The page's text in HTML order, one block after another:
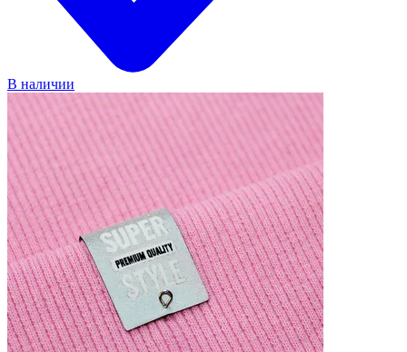
В наличии